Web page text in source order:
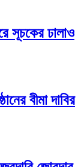
সূচকের ঢালাও
বীমা দাবির